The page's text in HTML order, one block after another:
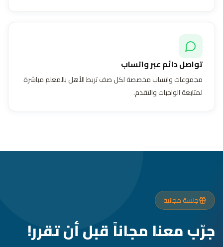
تواصل دائم عبر واتساب
مجموعات واتساب مخصصة لكل صف تربط الأهل بالمعلم مباشرة
لمتابعة الواجبات والتقدم.
جلسة مجانية
جرّب معنا مجاناً قبل أن تقرر!